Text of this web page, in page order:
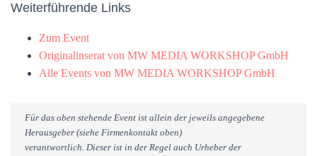
Weiterführende Links
Zum Event
Originalinserat von MW MEDIA WORKSHOP GmbH
Alle Events von MW MEDIA WORKSHOP GmbH
Für das oben stehende Event ist allein der jeweils angegebene
Herausgeber (siehe Firmenkontakt oben)
verantwortlich. Dieser ist in der Regel auch Urheber der